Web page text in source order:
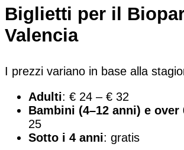
Biglietti per il
Valencia
I prezzi variano in base alla
Adulti: € 24 – € 32
Bambini (4–12 anni) e over
25
Sotto i 4 anni: gratis